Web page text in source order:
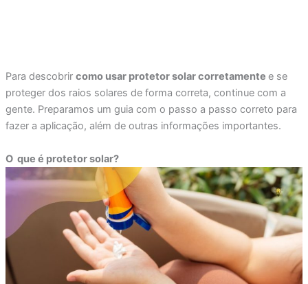
Para descobrir como usar protetor solar corretamente e se
proteger dos raios solares de forma correta, continue com a
gente. Preparamos um guia com o passo a passo correto para
fazer a aplicação, além de outras informações importantes.
O que é protetor solar?